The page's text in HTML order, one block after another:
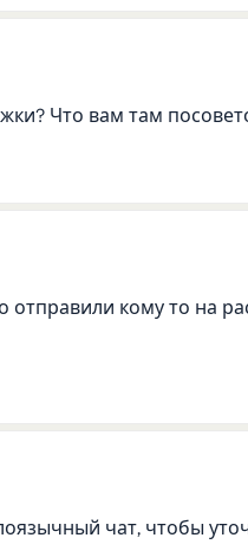
Что вам там
отправили кому то на
чат, чтобы